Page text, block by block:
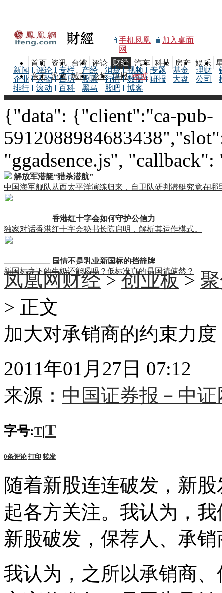
手机凤凰
网
加入桌面
首页 资讯 台湾 评论 财经 汽车 科技 房产 娱乐
亲子 游戏 城市 论坛 博报 微博
新闻 评论 专栏 产经 消费 视频 专题 基金 理财
企业
人物 日历 股票 行情 数据 研报 大盘 公司
排行
滚动 百科 黑马 股吧 博客
{"data": {"client":"ca-pub-
"ggadsence.js", "callback":
解放军潜艇“猎杀潜航”
中国海军舰队从西太平洋演练归来，自卫队研判潜艇究竟在哪
香港红十字会如何守护公信力
独家对话香港红十字会秘书长陈启明，解析其运作模式。
国情不是乳业新国标的挡箭牌
新国标之下的牛奶还能喝吗？低标准真的是国情使然？
凤凰网财经>创业板>
> 正文
加大对承销商的约束力度
2011年01月27日 07:12
来源： 中国证券报－中证
字号:T|T
0条评论 打印 转发
随着新股连连破发，新
起各方关注。我认为，
新股破发，保荐人、承
我认为，之所以承销商